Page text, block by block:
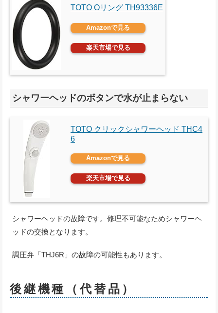
TOTO Oリング TH93336E
Amazonで見る
楽天市場で見る
シャワーヘッドのボタンで水が止まらない
TOTO クリックシャワーヘッド THC4
6
Amazonで見る
楽天市場で見る
シャワーヘッドの故障です。修理不可能なためシャワーヘ
ッドの交換となります。
調圧弁「THJ6R」の故障の可能性もあります。
後継機種（代替品）